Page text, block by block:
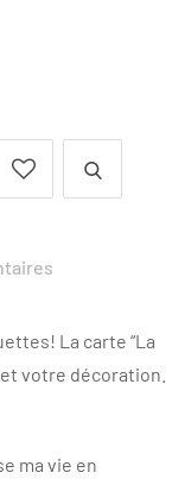
La carte “La
votre décoration.
ma vie en